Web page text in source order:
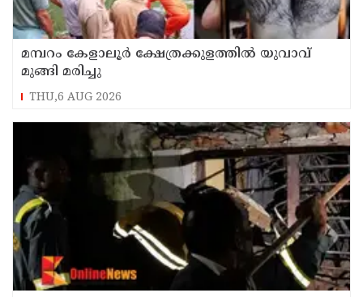
മമ്പറം കേളാലൂർ ക്ഷേത്രക്കുളത്തിൽ യുവാവ്
മുങ്ങി മരിച്ചു
THU,6 AUG 2026